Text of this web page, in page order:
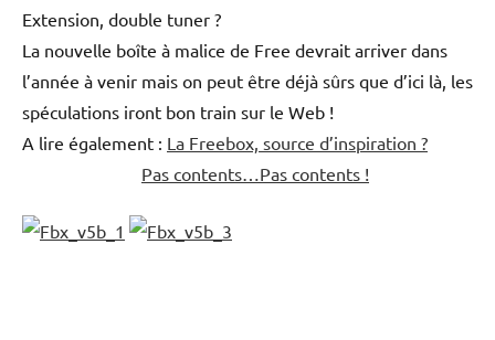
Extension, double tuner ?
La nouvelle boîte à malice de Free devrait arriver dans
l’année à venir mais on peut être déjà sûrs que d’ici là, les
spéculations iront bon train sur le Web !
A lire également : La Freebox, source d’inspiration ?
Pas contents…Pas contents !